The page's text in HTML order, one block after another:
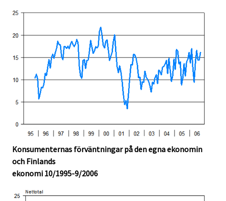
Konsumenternas förväntningar på den egna ekonomin
och Finlands
ekonomi 10/1995-9/2006